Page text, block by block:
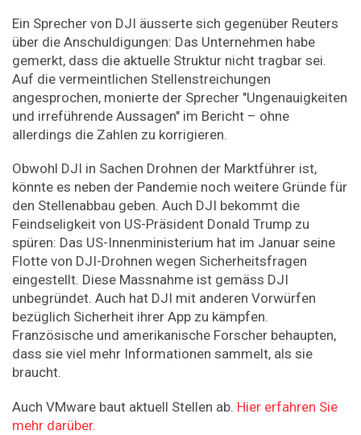
Ein Sprecher von DJI äusserte sich gegenüber Reuters
über die Anschuldigungen: Das Unternehmen habe
gemerkt, dass die aktuelle Struktur nicht tragbar sei.
Auf die vermeintlichen Stellenstreichungen
angesprochen, monierte der Sprecher "Ungenauigkeiten
und irreführende Aussagen" im Bericht – ohne
allerdings die Zahlen zu korrigieren.
Obwohl DJI in Sachen Drohnen der Marktführer ist,
könnte es neben der Pandemie noch weitere Gründe für
den Stellenabbau geben. Auch DJI bekommt die
Feindseligkeit von US-Präsident Donald Trump zu
spüren: Das US-Innenministerium hat im Januar seine
Flotte von DJI-Drohnen wegen Sicherheitsfragen
eingestellt. Diese Massnahme ist gemäss DJI
unbegründet. Auch hat DJI mit anderen Vorwürfen
bezüglich Sicherheit ihrer App zu kämpfen.
Französische und amerikanische Forscher behaupten,
dass sie viel mehr Informationen sammelt, als sie
braucht.
Auch VMware baut aktuell Stellen ab. Hier erfahren Sie
mehr darüber.